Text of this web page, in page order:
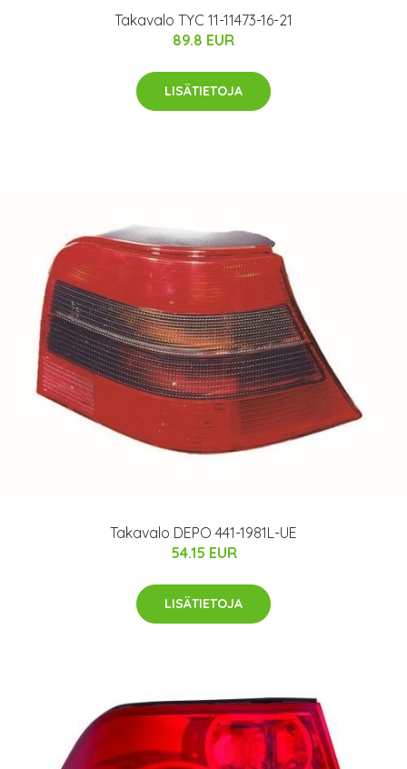
Takavalo TYC 11-11473-16-21
89.8 EUR
LISÄTIETOJA
Takavalo DEPO 441-1981L-UE
54.15 EUR
LISÄTIETOJA